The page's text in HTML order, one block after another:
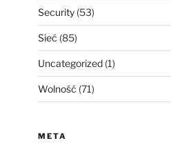
Security(53)
Sieć (85)
Uncategorized(1)
Wolność (71)
META